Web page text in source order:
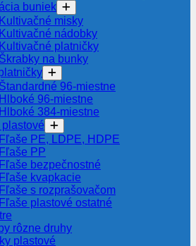
buniek
Kultivačné misky
Kultivačné nádobky
Kultivačné platničky
Škrabky na bunky
Štandardné 96-miestne
Hlboké 96-miestne
Hlboké 384-miestne
plastové
Fľaše PE, LDPE, HDPE
Fľaše PP
Fľaše bezpečnostné
Fľaše kvapkacie
Fľaše s rozprašovačom
Fľaše plastové ostatné
rôzne druhy
plastové